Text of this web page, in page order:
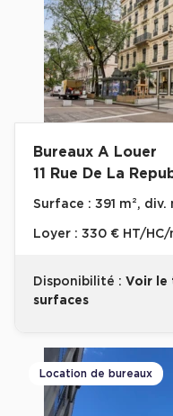
Bureaux A Louer
11 Rue De La
Surface : 391 m², div.
Loyer : 330 € HT/HC/
Disponibilité : Voir le
surfaces
Location de bureaux